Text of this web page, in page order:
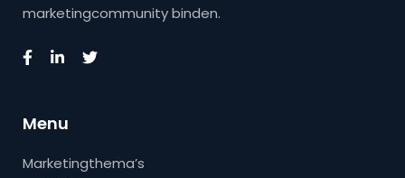
marketingcommunity binden.
Menu
Marketingthema’s